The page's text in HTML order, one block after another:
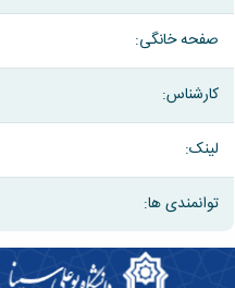
صفحه خانگی:
کارشناس:
لینک:
توانمندی ها: